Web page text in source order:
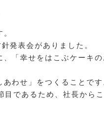
発表会がありました。
、「幸せをはこぶケーキ
わせ」をつくることです
目であるため、社長から